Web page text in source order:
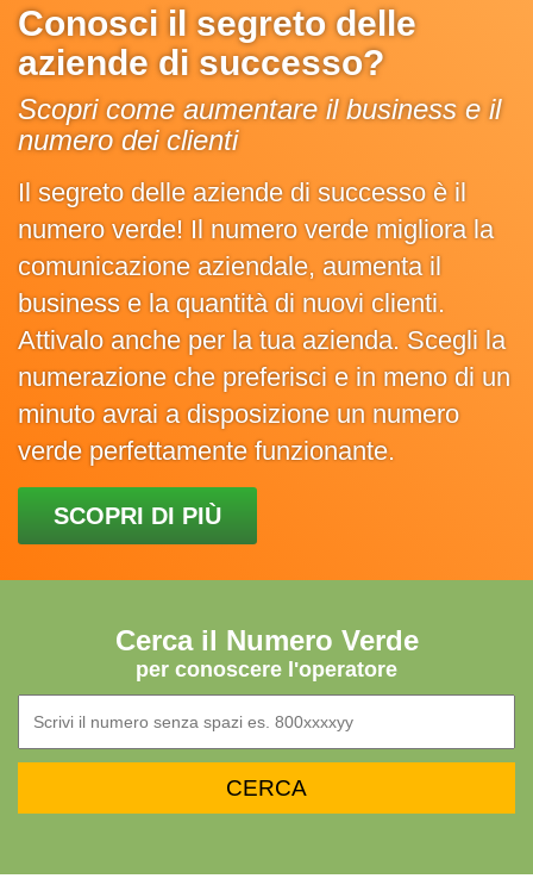
Conosci il segreto delle
aziende di successo?
Scopri come aumentare il business e il
numero dei clienti
Il segreto delle aziende di successo è il
numero verde! Il numero verde migliora la
comunicazione aziendale, aumenta il
business e la quantità di nuovi clienti.
Attivalo anche per la tua azienda. Scegli la
numerazione che preferisci e in meno di un
minuto avrai a disposizione un numero
verde perfettamente funzionante.
SCOPRI DI PIÙ
Cerca il Numero Verde
per conoscere l'operatore